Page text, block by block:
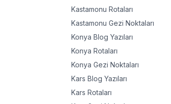
Kastamonu Rotaları
Kastamonu Gezi Noktaları
Konya Blog Yazıları
Konya Rotaları
Konya Gezi Noktaları
Kars Blog Yazıları
Kars Rotaları